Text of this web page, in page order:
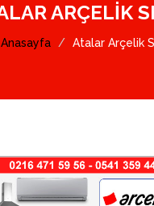
ARÇELIK
Anasayfa Atalar Arçelik